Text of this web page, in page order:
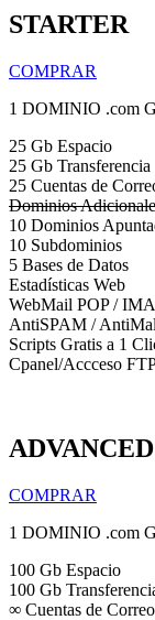
STARTER
COMPRAR
1 DOMINIO .com
25 Gb Espacio
25 Gb Transferencia
25 Cuentas de
Dominios
10 Dominios
10 Subdominios
5 Bases de Datos
Estadísticas Web
WebMail POP /
AntiSPAM /
Scripts Gratis a 1
Cpanel/Accceso
ADVANCED
COMPRAR
1 DOMINIO .com
100 Gb Espacio
100 Gb
∞ Cuentas de Correo